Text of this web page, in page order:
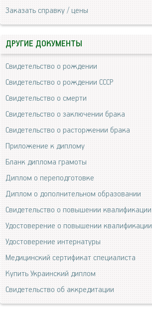
Заказать справку / цены
ДРУГИЕ ДОКУМЕНТЫ
Свидетельство о рождении
Свидетельство о рождении СССР
Свидетельство о смерти
Свидетельство о заключении брака
Свидетельство о расторжении брака
Приложение к диплому
Бланк диплома грамоты
Диплом о переподготовке
Диплом о дополнительном образовании
Свидетельство о повышении квалификации
Удостоверение о повышении квалификации
Удостоверение интернатуры
Медицинский сертификат специалиста
Купить Украинский диплом
Свидетельство об аккредитации